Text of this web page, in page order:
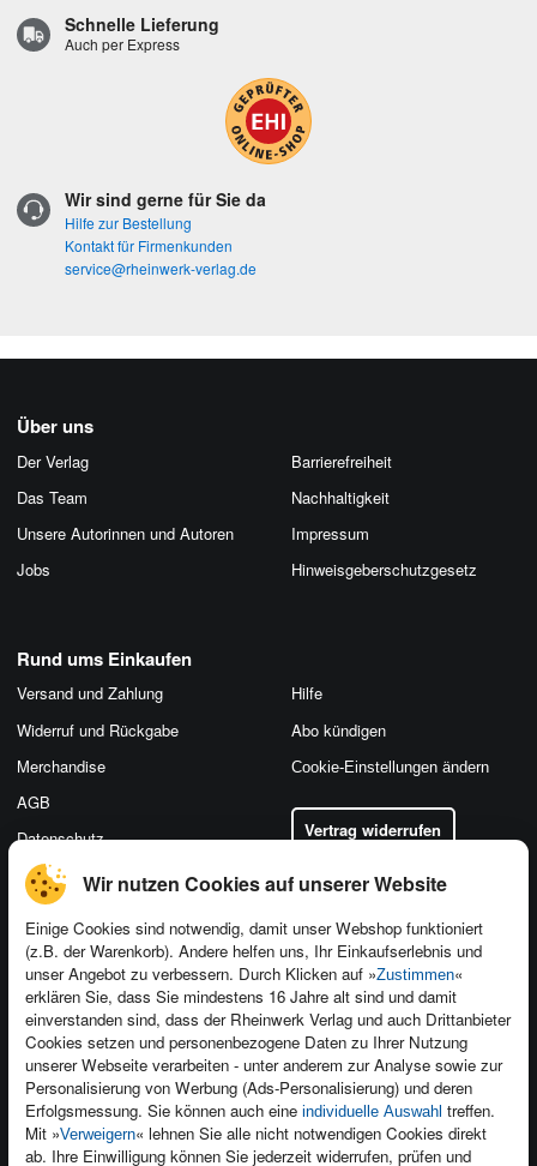
Wir nutzen Cookies auf unserer Website
Einige Cookies sind notwendig, damit unser Webshop funktioniert
(z.B. der Warenkorb). Andere helfen uns, Ihr Einkaufserlebnis und
unser Angebot zu verbessern. Durch Klicken auf »Zustimmen«
erklären Sie, dass Sie mindestens 16 Jahre alt sind und damit
einverstanden sind, dass der Rheinwerk Verlag und auch Drittanbieter
Cookies setzen und personenbezogene Daten zu Ihrer Nutzung
unserer Webseite verarbeiten - unter anderem zur Analyse sowie zur
Personalisierung von Werbung (Ads-Personalisierung) und deren
Erfolgsmessung. Sie können auch eine individuelle Auswahl treffen.
Mit »Verweigern« lehnen Sie alle nicht notwendigen Cookies direkt
ab. Ihre Einwilligung können Sie jederzeit widerrufen, prüfen und
Schnelle Lieferung
Auch per Express
Wir sind gerne für Sie da
Hilfe zur Bestellung
Kontakt für Firmenkunden
service@rheinwerk-verlag.de
Über uns
Der Verlag
Das Team
Unsere Autorinnen und Autoren
Jobs
Barrierefreiheit
Nachhaltigkeit
Impressum
Hinweis­geber­schutz­gesetz
Kontakt
Newsletter
Für Unternehmen
Presseservice
Dozentenservice
Produktfeedback
Foreign Rights
Ein Buch schreiben
Rund ums Einkaufen
Versand und Zahlung
Widerruf und Rückgabe
Merchandise
AGB
Datenschutz
Hilfe
Abo kündigen
Cookie-Einstellungen ändern
Vertrag widerrufen